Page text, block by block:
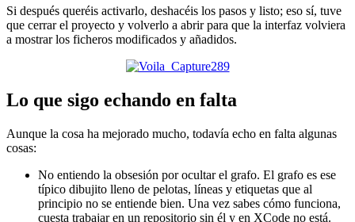
Si después queréis activarlo, deshacéis los pasos y listo; eso sí, tuve
que cerrar el proyecto y volverlo a abrir para que la interfaz volviera
a mostrar los ficheros modificados y añadidos.
Lo que sigo echando en falta
Aunque la cosa ha mejorado mucho, todavía echo en falta algunas
cosas:
No entiendo la obsesión por ocultar el grafo. El grafo es ese
típico dibujito lleno de pelotas, líneas y etiquetas que al
principio no se entiende bien. Una vez sabes cómo funciona,
cuesta trabajar en un repositorio sin él y en XCode no está.